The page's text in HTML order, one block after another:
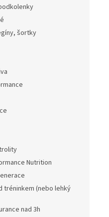
šortky
Nutrition
tréninkem (nebo lehký
nad 3h